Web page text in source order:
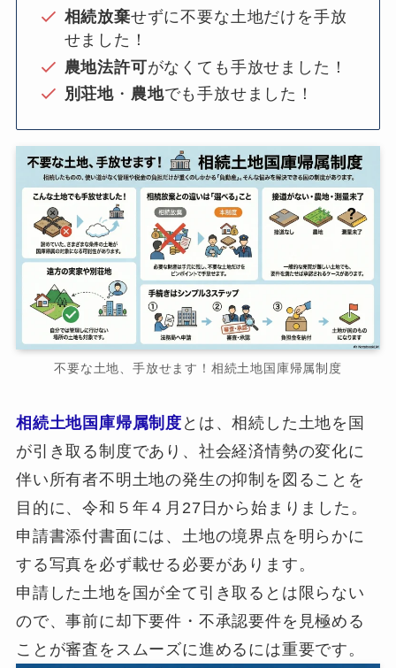
相続放棄せずに不要な土地だけを手放
せました！
農地法許可がなくても手放せました！
別荘地 ・ 農地でも手放せました！
不要な土地、手放せます！相続土地国庫帰属制度
相続土地国庫帰属制度 とは、相続した土地を国
が引き取る制度であり、社会経済情勢の変化に
伴い所有者不明土地の発生の抑制を図ることを
目的に、令和５年４月27日から始まりました。
申請書添付書面には、土地の境界点を明らかに
する写真を必ず載せる必要があります。
申請した土地を国が全て引き取るとは限らない
ので、事前に却下要件・不承認要件を見極める
ことが審査をスムーズに進めるには重要です。